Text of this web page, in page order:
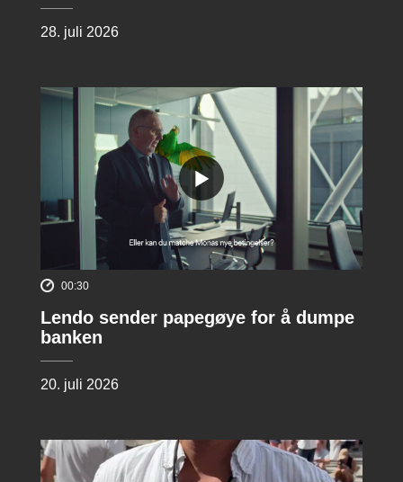
28. juli 2026
00:30
Lendo sender papegøye for å dumpe
banken
20. juli 2026